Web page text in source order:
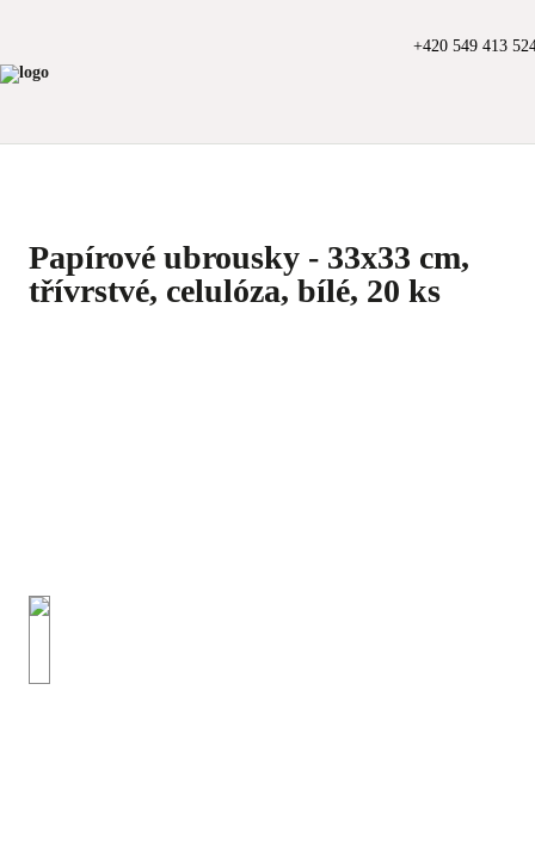
+420 549 413
Papírové ubrousky - 33x33 cm,
třívrstvé, celulóza, bílé, 20 ks